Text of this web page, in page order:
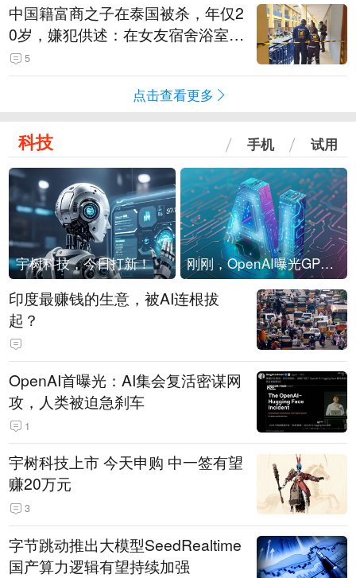
中国籍富商之子在泰国被杀，年仅2
0岁，嫌犯供述：在女友宿舍浴室发
现他，持刀询问身份时发生拉扯
5
点击查看更多
科技 手机 试用
宇树科技，今日打新！ 刚刚，OpenAI曝光GPT-6！传10万亿参数，8月强行发布
印度最赚钱的生意，被AI连根拔
起？
OpenAI首曝光：AI集会复活密谋网
攻，人类被迫急刹车
1
宇树科技上市 今天申购 中一签有望
赚20万元
3
字节跳动推出大模型SeedRealtime
国产算力逻辑有望持续加强